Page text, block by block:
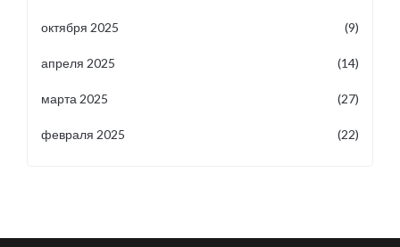
октября 2025 (9)
апреля 2025 (14)
марта 2025 (27)
февраля 2025 (22)